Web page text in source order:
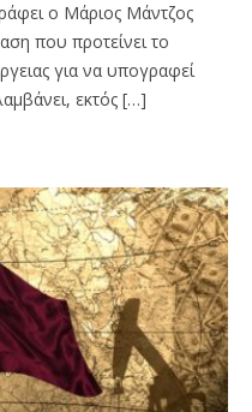
ο Μάριος Μάντζος
που προτείνει το
για να υπογραφεί
εκτός […]